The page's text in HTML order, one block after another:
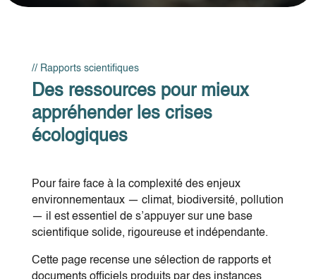
// Rapports scientifiques
Des ressources pour mieux
appréhender les crises
écologiques
Pour faire face à la complexité des enjeux
environnementaux — climat, biodiversité, pollution
— il est essentiel de s’appuyer sur une base
scientifique solide, rigoureuse et indépendante.
Cette page recense une sélection de rapports et